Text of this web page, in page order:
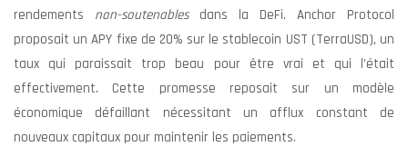
rendements non-soutenables dans la DeFi. Anchor Protocol
proposait un APY fixe de 20% sur le stablecoin UST (TerraUSD), un
taux qui paraissait trop beau pour être vrai et qui l’était
effectivement. Cette promesse reposait sur un modèle
économique défaillant nécessitant un afflux constant de
nouveaux capitaux pour maintenir les paiements.